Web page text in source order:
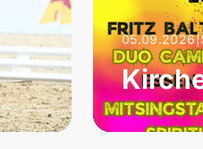
05.09.2026|